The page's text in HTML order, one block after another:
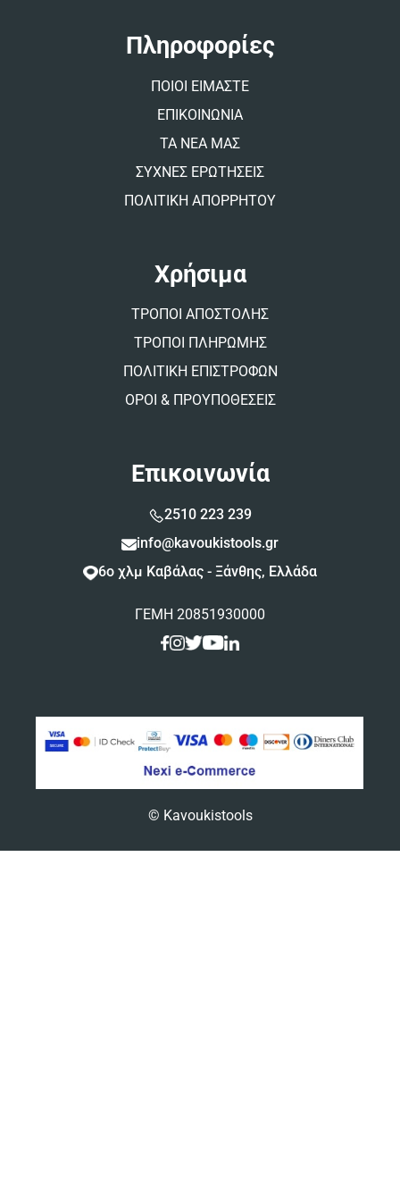
Πληροφορίες
ΠΟΙΟΙ ΕΙΜΑΣΤΕ
ΕΠΙΚΟΙΝΩΝΙΑ
ΤΑ ΝΕΑ ΜΑΣ
ΣΥΧΝΕΣ ΕΡΩΤΗΣΕΙΣ
ΠΟΛΙΤΙΚΗ ΑΠΟΡΡΗΤΟΥ
Χρήσιμα
ΤΡΟΠΟΙ ΑΠΟΣΤΟΛΗΣ
ΤΡΟΠΟΙ ΠΛΗΡΩΜΗΣ
ΠΟΛΙΤΙΚΗ ΕΠΙΣΤΡΟΦΩΝ
ΟΡΟΙ & ΠΡΟΥΠΟΘΕΣΕΙΣ
Επικοινωνία
2510 223 239
info@kavoukistools.gr
6ο χλμ Καβάλας - Ξάνθης, Ελλάδα
ΓΕΜΗ 20851930000
© Kavoukistools